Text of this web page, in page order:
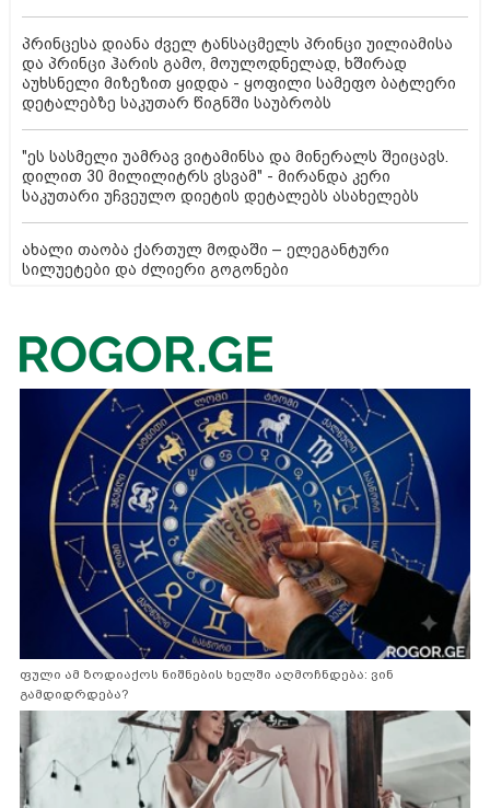
პრინცესა დიანა ძველ ტანსაცმელს პრინცი უილიამისა
და პრინცი ჰარის გამო, მოულოდნელად, ხშირად
აუხსნელი მიზეზით ყიდდა - ყოფილი სამეფო ბატლერი
დეტალებზე საკუთარ წიგნში საუბრობს
"ეს სასმელი უამრავ ვიტამინსა და მინერალს შეიცავს.
დილით 30 მილილიტრს ვსვამ" - მირანდა კერი
საკუთარი უჩვეულო დიეტის დეტალებს ასახელებს
ახალი თაობა ქართულ მოდაში – ელეგანტური
სილუეტები და ძლიერი გოგონები
ფული ამ ზოდიაქოს ნიშნების ხელში აღმოჩნდება: ვინ
გამდიდრდება?